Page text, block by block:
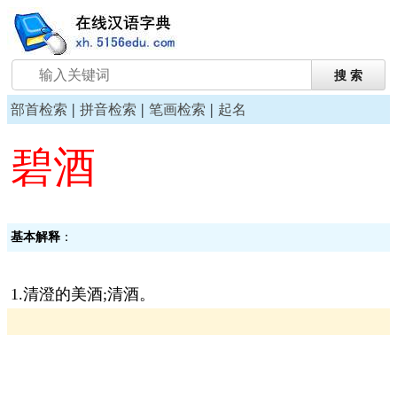
部首检索 | 拼音检索 | 笔画检索 | 起名
碧酒
基本解释 ：
1.清澄的美酒;清酒。